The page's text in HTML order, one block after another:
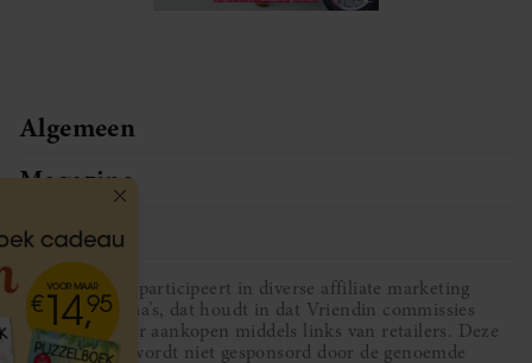
Algemeen
Magazine
Service
Vriendin participeert in diverse affiliate marketing
programma’s, dat houdt in dat Vriendin commissies
ontvangt voor aankopen middels links van retailers. Deze
website wordt niet gesponsord door de genoemde